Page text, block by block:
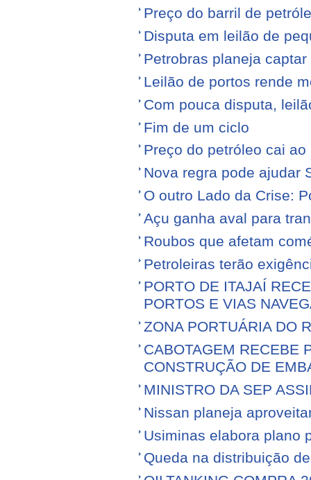
Preço do barril de
Disputa em leilão de
Petrobras planeja
Leilão de portos rende
Com pouca disputa,
Fim de um ciclo
Preço do petróleo cai
Nova regra pode ajudar
O outro Lado da Crise:
Açu ganha aval para
Roubos que afetam
Petroleiras terão
PORTO DE ITAJAÍ
PORTOS E VIAS
ZONA PORTUÁRIA DO
CABOTAGEM RECEBE
CONSTRUÇÃO DE
MINISTRO DA SEP
Nissan planeja
Usiminas elabora plano
Queda na distribuição